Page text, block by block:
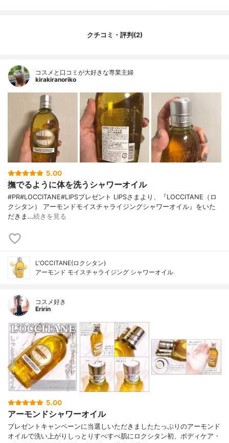
クチコミ・評判(2)
コスメと口コミが大好きな専業主婦
kirakiranoriko
5.00
撫でるように体を洗うシャワーオイル
#PR#LOCCITANE#LIPSプレゼント LIPSさまより、『LOCCITANE（ロ
クシタン） アーモンドモイスチャライジングシャワーオイル』をいた
だきま…続きを見る
L'OCCITANE(ロクシタン)
アーモンド モイスチャライジング シャワーオイル
コスメ好き
Eririn
5.00
アーモンドシャワーオイル
プレゼントキャンペーンに当選しいただきましたたっぷりのアーモンド
オイルで洗い上がりしっとりすべすべ肌にロクシタン初、ボディケア・